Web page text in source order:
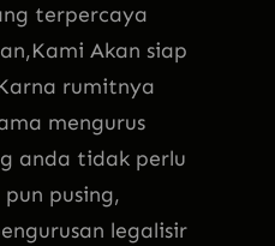
terpercaya
Akan siap
rumitnya
mengurus
anda tidak perlu
pusing,
legalisir